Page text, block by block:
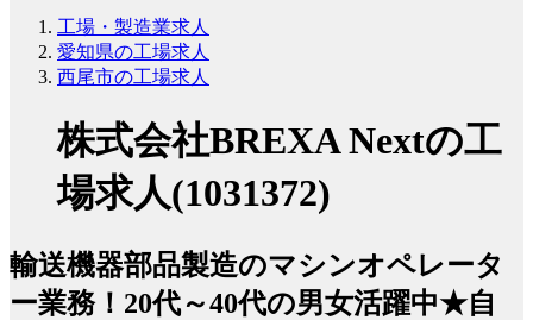
工場・製造業求人
愛知県の工場求人
西尾市の工場求人
株式会社BREXA Nextの工
場求人(1031372)
輸送機器部品製造のマシンオペレータ
ー業務！20代～40代の男女活躍中★自